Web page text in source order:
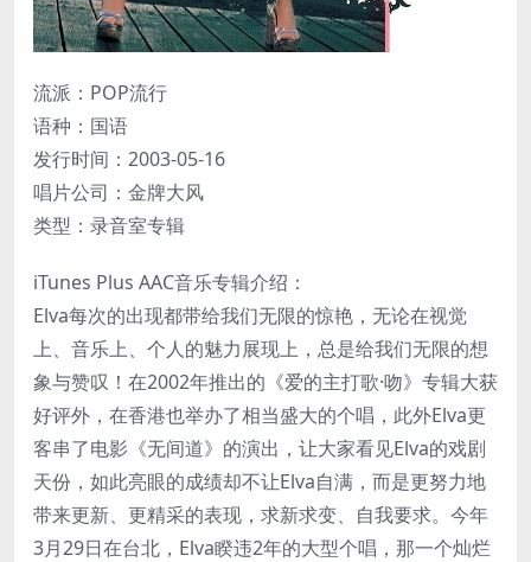
流派：POP流行
语种：国语
发行时间：2003-05-16
唱片公司：金牌大风
类型：录音室专辑
iTunes Plus AAC音乐专辑介绍：
Elva每次的出现都带给我们无限的惊艳，无论在视觉
上、音乐上、个人的魅力展现上，总是给我们无限的想
象与赞叹！在2002年推出的《爱的主打歌·吻》专辑大获
好评外，在香港也举办了相当盛大的个唱，此外Elva更
客串了电影《无间道》的演出，让大家看见Elva的戏剧
天份，如此亮眼的成绩却不让Elva自满，而是更努力地
带来更新、更精采的表现，求新求变、自我要求。今年
3月29日在台北，Elva睽违2年的大型个唱，那一个灿烂